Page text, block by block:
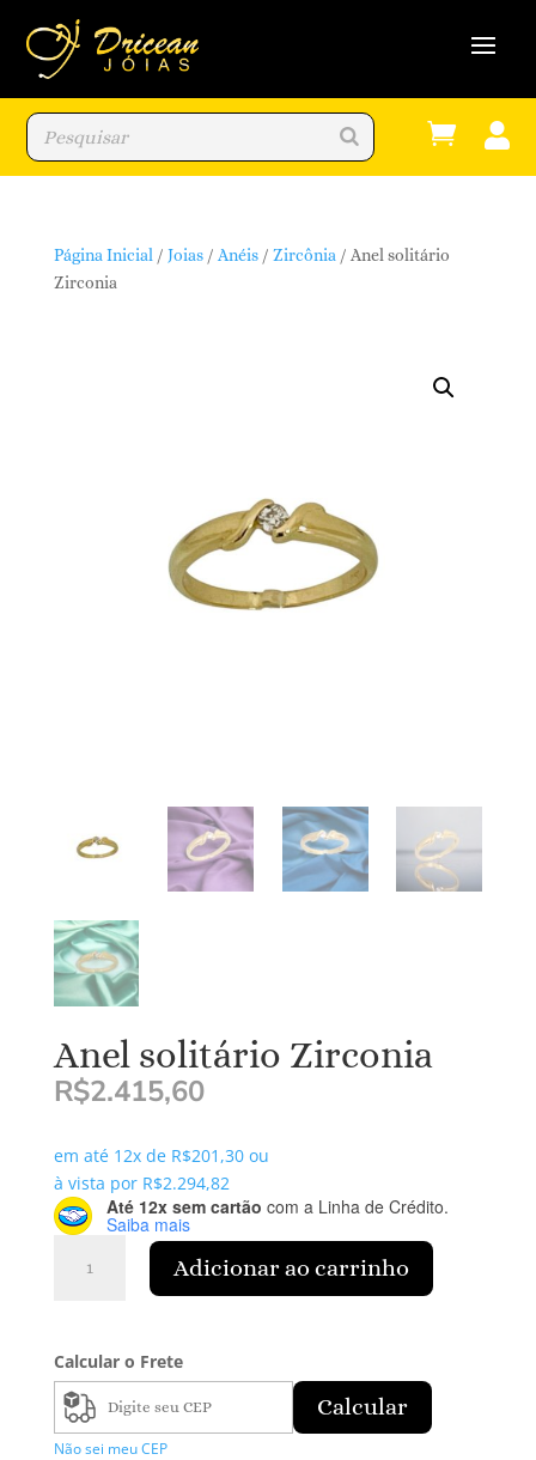
 
Página Inicial / Joias/ Anéis/ Zircônia / Anel solitário
Zirconia
Anel solitário Zirconia
R$2.415,60
em até 12x de R$201,30 ou
à vista por R$2.294,82
Até 12x sem cartão com a Linha de Crédito.
Saiba mais
solitário
Adicionar ao carrinho
Calcular o Frete
Calcular
Não sei meu CEP